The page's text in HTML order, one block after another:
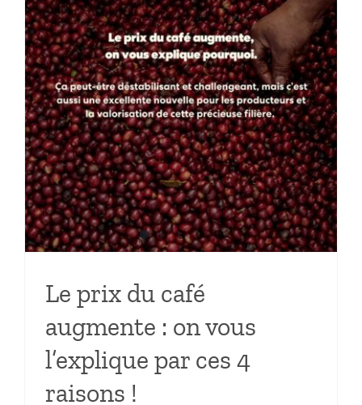
Le prix du café
augmente : on vous
l’explique par ces 4
raisons !